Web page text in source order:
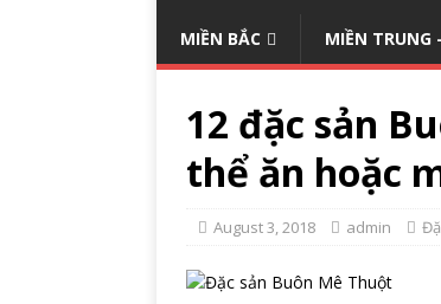
MIỀN BẮC MIỀN TRUNG
12 đặc sản
thể ăn hoặc
August 3, 2018 admin